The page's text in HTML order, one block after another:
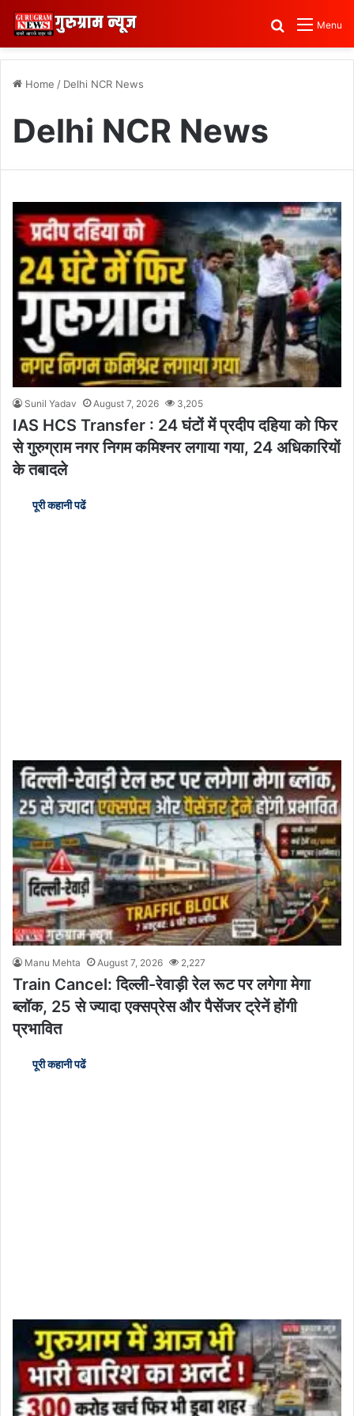
Menu
Search for
Home / Delhi NCR News
Delhi NCR News
Sunil Yadav August 7, 2026 3,205
IAS HCS Transfer : 24 घंटों में प्रदीप दहिया को फिर
से गुरुग्राम नगर निगम कमिश्नर लगाया गया, 24 अधिकारियों
के तबादले
पूरी कहानी पढें
Manu Mehta August 7, 2026 2,227
Train Cancel: दिल्ली-रेवाड़ी रेल रूट पर लगेगा मेगा
ब्लॉक, 25 से ज्यादा एक्सप्रेस और पैसेंजर ट्रेनें होंगी
प्रभावित
पूरी कहानी पढें